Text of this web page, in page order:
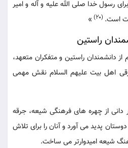
رسول خدا صلی الله علیه و آله و امیر
است. (20)
»
از دانشمندان راستین و متفکران متعهد،
اهل بیت علیهم السلام نقش مهمی
دانی از چهره های فرهنگی شیعه، جرقه
پدید می آورد و آنان را برای تلاش
شیعه امیدوارتر می ساخت.